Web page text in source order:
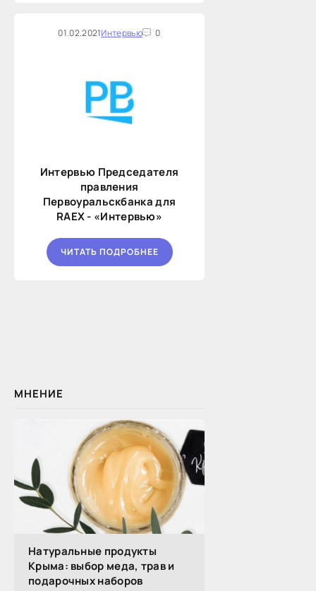
01.02.2021Интервью 0
Интервью Председателя
правления
Первоуральскбанка для
RAEX - «Интервью»
ЧИТАТЬ ПОДРОБНЕЕ
МНЕНИЕ
Натуральные продукты
Крыма: выбор меда, трав и
подарочных наборов